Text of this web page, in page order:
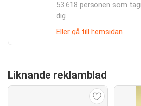
53.618 personen som
dig
Eller gå till hemsidan
Liknande reklamblad